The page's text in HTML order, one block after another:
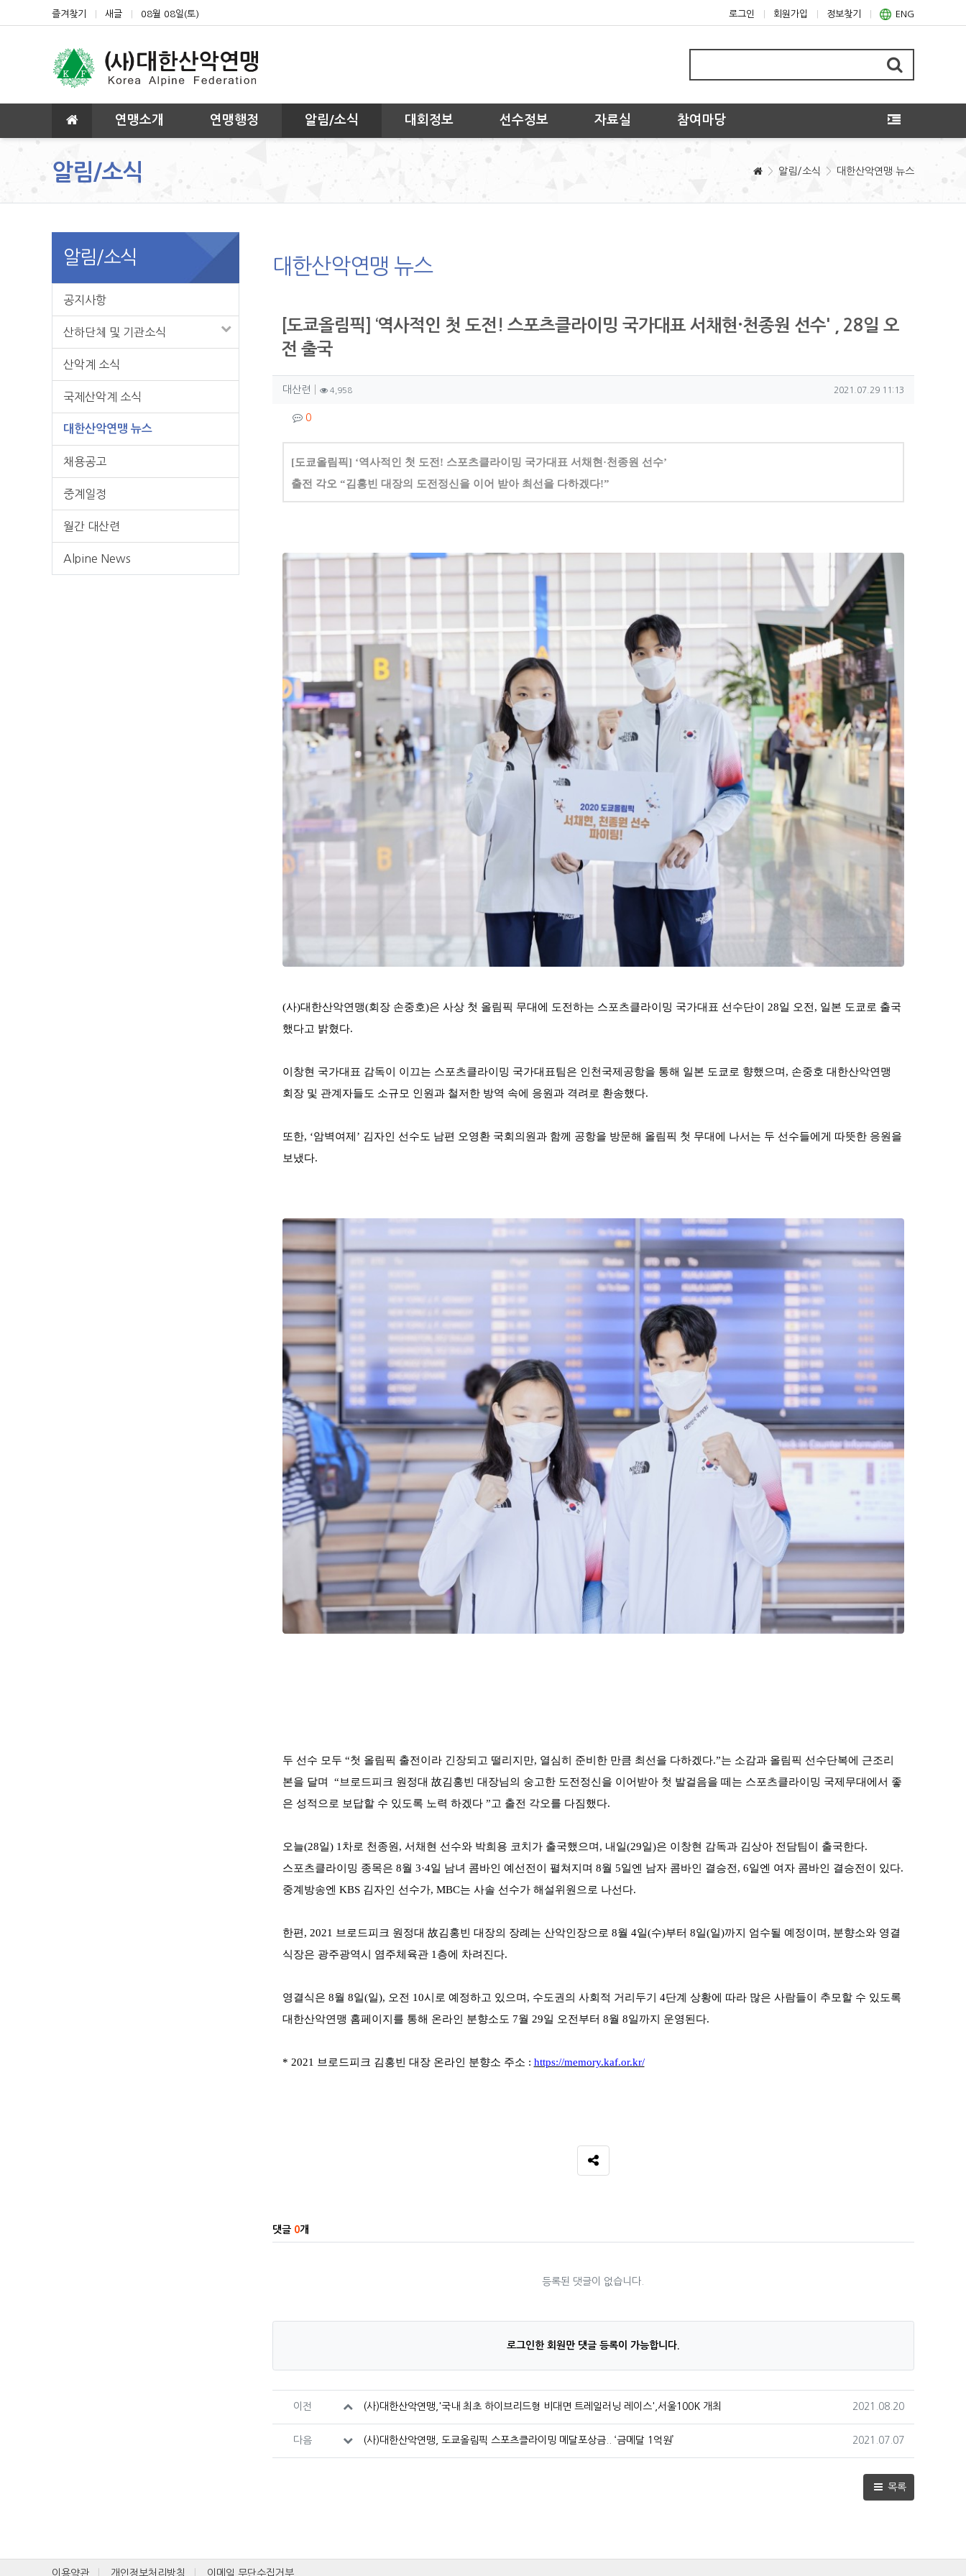
상단 네비
즐겨찾기 새글 08월 08일(토) 로그인 회원가입 정보찾기 ENG
메인 메뉴 연맹소개 연맹행정 알림/소식 대회정보 선수정보 자료실 참여마당
알림/소식 알림/소식 대한산악연맹 뉴스
대한산악연맹 뉴스
[도쿄올림픽] ‘역사적인 첫 도전! 스포츠클라이밍 국가대표 서채현·천종원 선수' , 28일 오
전 출국
작성자 정보
대산련 작성4,958조회 작성일
2021.07.29 11:13
컨텐츠 정보
0댓글
[도쿄올림픽] ‘역사적인 첫 도전! 스포츠클라이밍 국가대표 서채현·천종원 선수’
출전 각오 “김홍빈 대장의 도전정신을 이어 받아 최선을 다하겠다!”
(사)대한산악연맹(회장 손중호)은 사상 첫 올림픽 무대에 도전하는 스포츠클라이밍 국가대표 선수단이 28일 오전, 일본 도쿄로 출국
했다고 밝혔다.
이창현 국가대표 감독이 이끄는 스포츠클라이밍 국가대표팀은 인천국제공항을 통해 일본 도쿄로 향했으며 , 손중호 대한산악연맹
회장 및 관계자들도 소규모 인원과 철저한 방역 속에 응원과 격려로 환송했다.
또한, ‘암벽여제 ’ 김자인 선수도 남편 오영환 국회의원과 함께 공항을 방문해 올림픽 첫 무대에 나서는 두 선수들에게 따뜻한 응원을
보냈다.
두 선수 모두 “첫 올림픽 출전이라 긴장되고 떨리지만, 열심히 준비한 만큼 최선을 다하겠다.”는 소감과 올림픽 선수단복에 근조리
본을 달며 “브로드피크 원정대 故김홍빈 대장님의 숭고한 도전정신을 이어받아 첫 발걸음을 떼는 스포츠클라이밍 국제무대에서 좋
은 성적으로 보답할 수 있도록 노력 하겠다 ”고 출전 각오를 다짐했다.
오늘(28일) 1 차로 천종원 , 서채현 선수와 박희용 코치가 출국했으며 , 내일(29일)은 이창현 감독과 김상아 전담팀이 출국한다.
스포츠클라이밍 종목은 8월 3·4일 남녀 콤바인 예선전이 펼쳐지며 8월 5일엔 남자 콤바인 결승전 , 6일엔 여자 콤바인 결승전이 있다.
중계방송엔 KBS 김자인 선수가, MBC는 사솔 선수가 해설위원으로 나선다.
한편 , 2021 브로드피크 원정대 故김홍빈 대장의 장례는 산악인장으로 8월 4일(수)부터 8일(일)까지 엄수될 예정이며 , 분향소와 영결
식장은 광주광역시 염주체육관 1 층에 차려진다.
영결식은 8월 8일(일), 오전 10시로 예정하고 있으며 , 수도권의 사회적 거리두기 4단계 상황에 따라 많은 사람들이 추모할 수 있도록
대한산악연맹 홈페이지를 통해 온라인 분향소도 7월 29일 오전부터 8월 8일까지 운영된다.
* 2021 브로드피크 김홍빈 대장 온라인 분향소 주소 : https://memory.kaf.or.kr/
SNS 공유
댓글 0개
등록된 댓글이 없습니다.
로그인한 회원만 댓글 등록이 가능합니다.
이전 (사)대한산악연맹,'국내 최초 하이브리드형 비대면 트레일러닝 레이스',서울100K 개최 작성일
2021.08.20
다음 (사)대한산악연맹, 도쿄올림픽 스포츠클라이밍 메달포상금.. ‘금메달 1억원’ 작성일
2021.07.07
목록
알림/소식
공지사항
산하단체 및 기관소식
산악계 소식
국제산악계 소식
대한산악연맹 뉴스
채용공고
중계일정
월간 대산련
Alpine News
이용약관 개인정보처리방침 이메일 무단수집거부